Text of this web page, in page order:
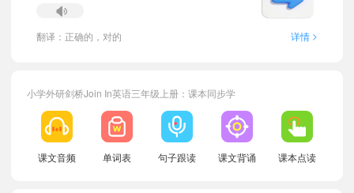
翻译：正确的，对的 详情 >
小学外研剑桥Join In英语三年级上册：课本同步学
课文音频 单词表 句子跟读 课文背诵 课本点读
小宝360206 正在学习 外研剑桥Join In三年级下册Unit 6单词